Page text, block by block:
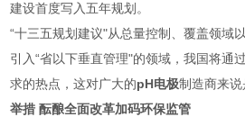
建设首度写入五年规划。
“十三五规划建议"从总量控制、覆盖领域
引入“省以下垂直管理"的领域，我国将通
求的热点，这对广大的pH电极制造商来说
举措 酝酿全面改革加码环保监管